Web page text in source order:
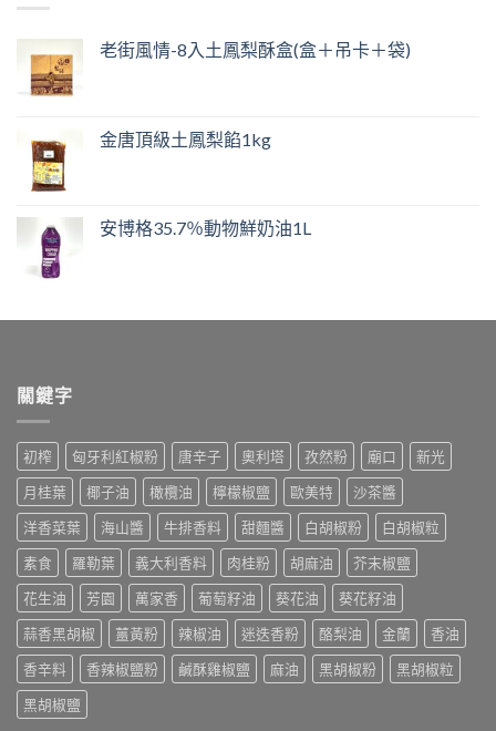
老街風情-8入土鳳梨酥盒(盒＋吊卡＋袋)
金唐頂級土鳳梨餡1kg
安博格35.7％動物鮮奶油1L
關鍵字
初榨 匈牙利紅椒粉 唐辛子 奧利塔 孜然粉 廟口
新光
月桂葉
椰子油 橄欖油 檸檬椒鹽 歐美特
沙茶醬
洋香菜葉
海山醬 牛排香料 甜麵醬 白胡椒粉
白胡椒粒
素食
羅勒葉 義大利香料 肉桂粉 胡麻油
芥末椒鹽
花生油
芳園 萬家香 葡萄籽油 葵花油
葵花籽油
蒜香黑胡椒
薑黃粉 辣椒油 迷迭香粉 酪梨油 金蘭
香油
香辛料
香辣椒鹽粉 鹹酥雞椒鹽 麻油 黑胡椒粉
黑胡椒粒
黑胡椒鹽